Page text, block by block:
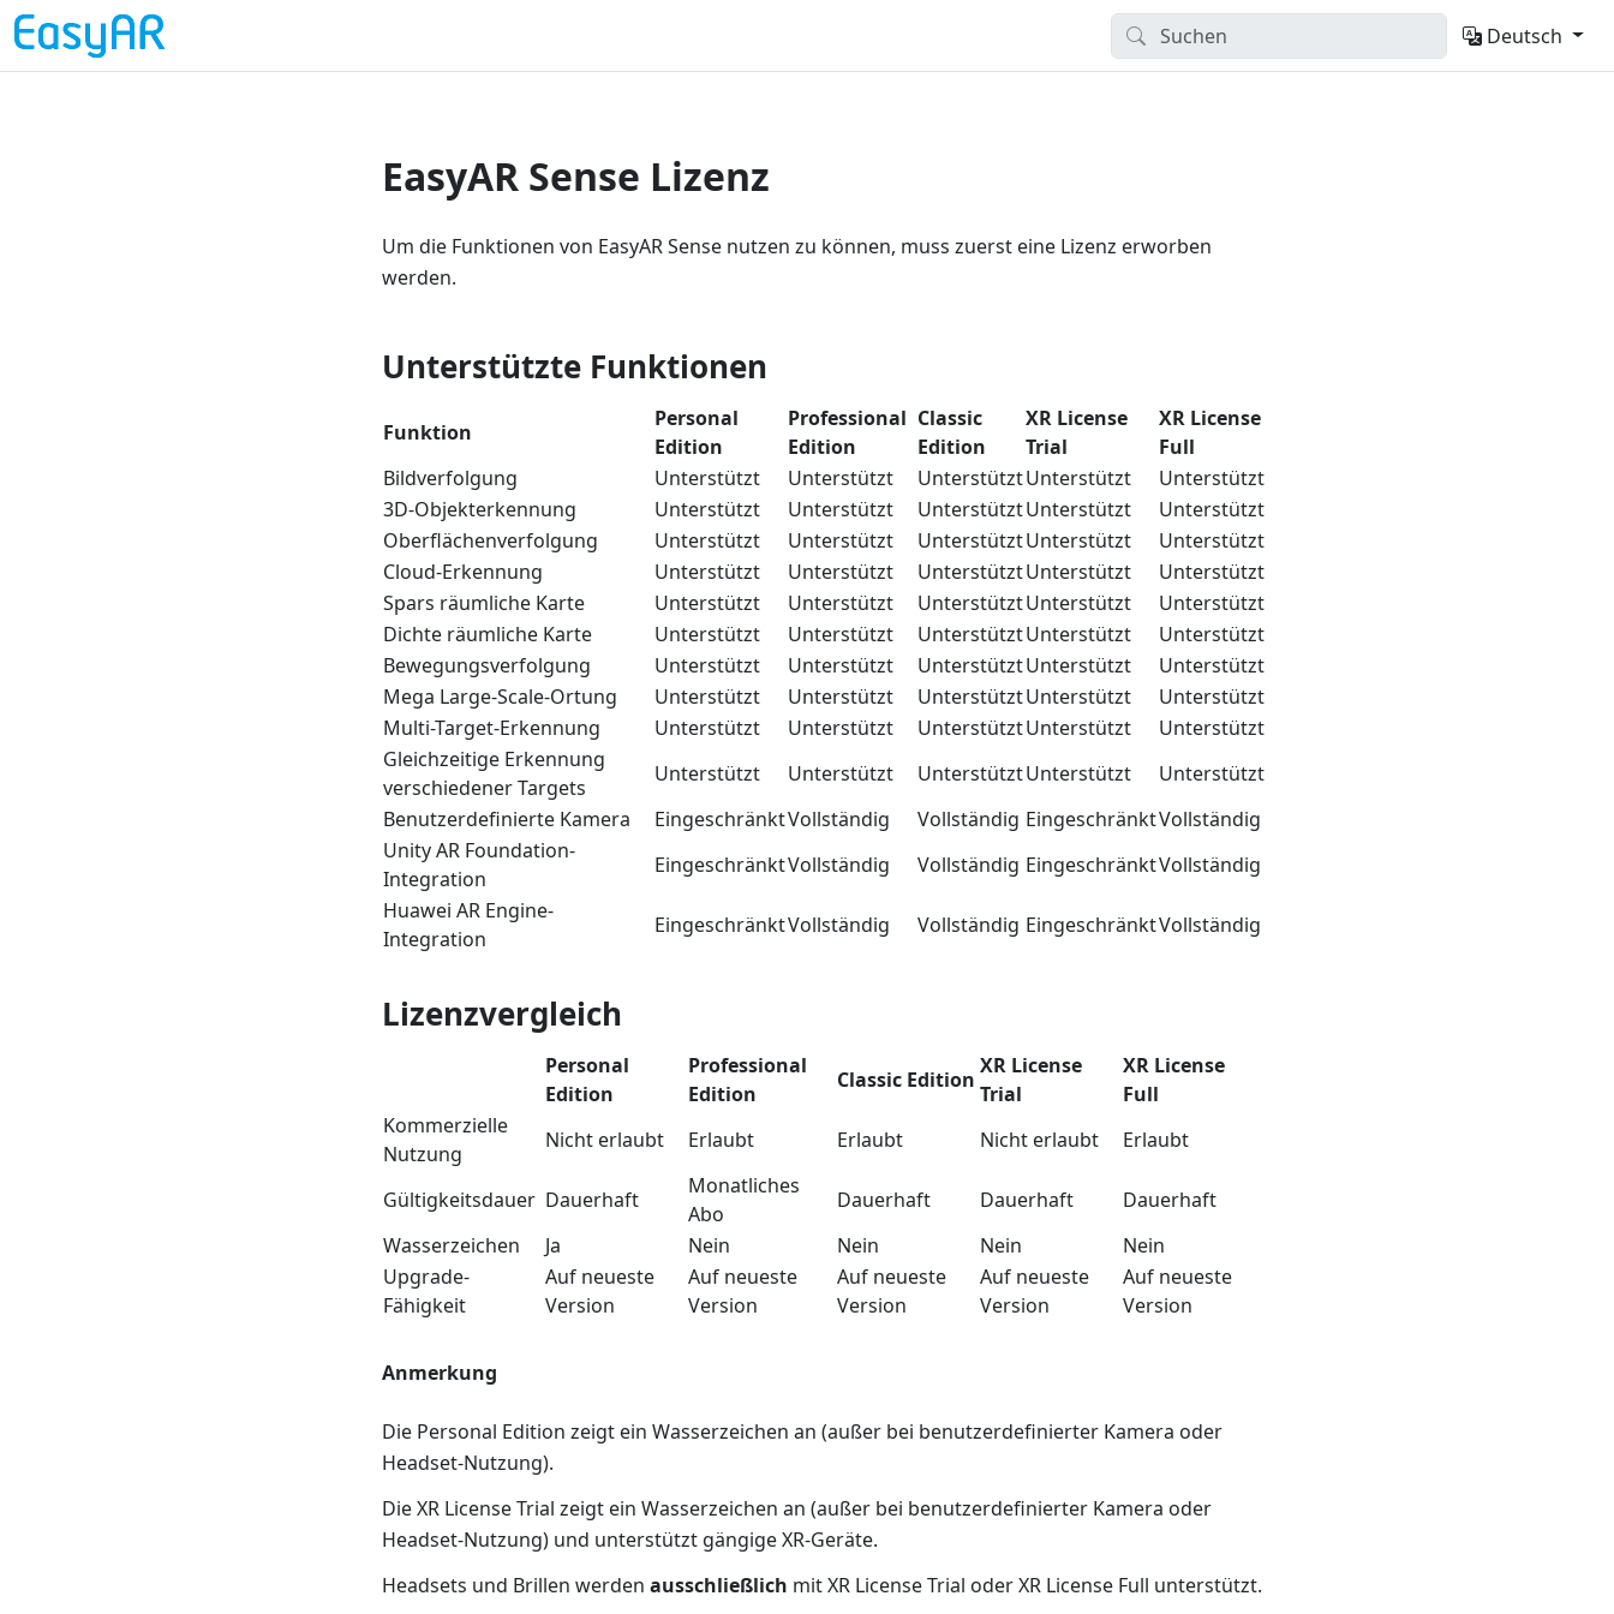
Deutsch
EasyAR Sense Lizenz
Um die Funktionen von EasyAR Sense nutzen zu können, muss zuerst eine Lizenz erworben
werden.
Unterstützte Funktionen
Funktion
Personal
Edition
Professional
Edition
Classic
Edition
XR License
Trial
XR License
Full
Bildverfolgung
Unterstützt Unterstützt UnterstütztUnterstützt
Unterstützt
3D-Objekterkennung
Unterstützt Unterstützt UnterstütztUnterstützt
Unterstützt
Oberflächenverfolgung
Unterstützt Unterstützt UnterstütztUnterstützt
Unterstützt
Cloud-Erkennung
Unterstützt Unterstützt UnterstütztUnterstützt
Unterstützt
Spars räumliche Karte
Unterstützt Unterstützt UnterstütztUnterstützt
Unterstützt
Dichte räumliche Karte
Unterstützt Unterstützt UnterstütztUnterstützt
Unterstützt
Bewegungsverfolgung
Unterstützt Unterstützt UnterstütztUnterstützt
Unterstützt
Mega Large-Scale-Ortung
Unterstützt Unterstützt UnterstütztUnterstützt
Unterstützt
Multi-Target-Erkennung
Unterstützt Unterstützt UnterstütztUnterstützt
Unterstützt
Gleichzeitige Erkennung
verschiedener Targets
Unterstützt Unterstützt UnterstütztUnterstützt
Unterstützt
Benutzerdefinierte Kamera
EingeschränktVollständig Vollständig EingeschränktVollständig
Unity AR Foundation-
Integration
EingeschränktVollständig Vollständig EingeschränktVollständig
Huawei AR Engine-
Integration
EingeschränktVollständig Vollständig EingeschränktVollständig
Lizenzvergleich
Personal
Edition
Professional
Edition
Classic Edition
XR License
Trial
XR License
Full
Kommerzielle
Nutzung
Nicht erlaubt Erlaubt Erlaubt Nicht erlaubt Erlaubt
Gültigkeitsdauer Dauerhaft
Monatliches
Abo
Dauerhaft Dauerhaft
Dauerhaft
Wasserzeichen
Ja Nein Nein Nein
Nein
Upgrade-
Fähigkeit
Auf neueste
Version
Auf neueste
Version
Auf neueste
Version
Auf neueste
Version
Auf neueste
Version
Anmerkung
Die Personal Edition zeigt ein Wasserzeichen an (außer bei benutzerdefinierter Kamera oder
Headset-Nutzung).
Die XR License Trial zeigt ein Wasserzeichen an (außer bei benutzerdefinierter Kamera oder
Headset-Nutzung) und unterstützt gängige XR-Geräte.
Headsets und Brillen werden ausschließlich mit XR License Trial oder XR License Full unterstützt.